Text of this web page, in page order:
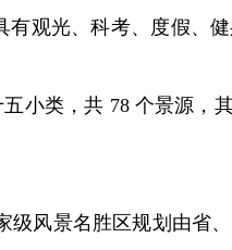
观光、科考、度假、
小类，共 78 个景源，
级风景名胜区规划由省